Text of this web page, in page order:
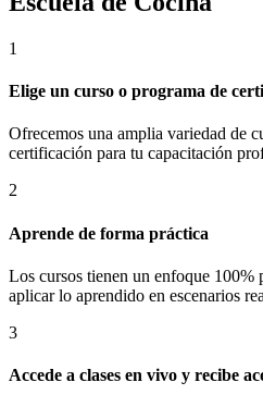
1
Elige un curso o programa de
Ofrecemos una amplia variedad de
certificación para tu capacitación
2
Aprende de forma práctica
Los cursos tienen un enfoque 100%
aplicar lo aprendido en escenarios
3
Accede a clases en vivo y recibe